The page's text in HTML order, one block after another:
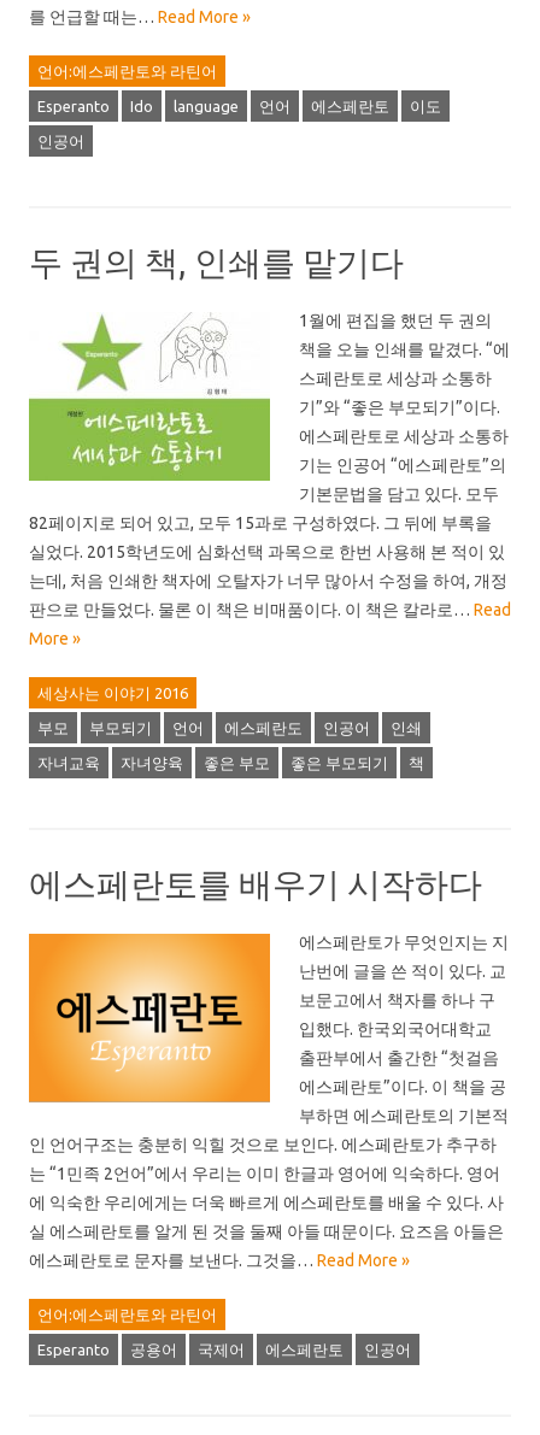
를 언급할 때는… Read More »
언어:에스페란토와 라틴어
Esperanto Ido language 언어 에스페란토 이도
인공어
두 권의 책, 인쇄를 맡기다
1월에 편집을 했던 두 권의
책을 오늘 인쇄를 맡겼다. “에
스페란토로 세상과 소통하
기”와 “좋은 부모되기”이다.
에스페란토로 세상과 소통하
기는 인공어 “에스페란토”의
기본문법을 담고 있다. 모두
82페이지로 되어 있고, 모두 15과로 구성하였다. 그 뒤에 부록을
실었다. 2015학년도에 심화선택 과목으로 한번 사용해 본 적이 있
는데, 처음 인쇄한 책자에 오탈자가 너무 많아서 수정을 하여, 개정
판으로 만들었다. 물론 이 책은 비매품이다. 이 책은 칼라로… Read
More »
세상사는 이야기 2016
부모 부모되기 언어 에스페란도 인공어 인쇄
자녀교육 자녀양육 좋은 부모 좋은 부모되기 책
에스페란토를 배우기 시작하다
에스페란토가 무엇인지는 지
난번에 글을 쓴 적이 있다. 교
보문고에서 책자를 하나 구
입했다. 한국외국어대학교
출판부에서 출간한 “첫걸음
에스페란토”이다. 이 책을 공
부하면 에스페란토의 기본적
인 언어구조는 충분히 익힐 것으로 보인다. 에스페란토가 추구하
는 “1민족 2언어”에서 우리는 이미 한글과 영어에 익숙하다. 영어
에 익숙한 우리에게는 더욱 빠르게 에스페란토를 배울 수 있다. 사
실 에스페란토를 알게 된 것을 둘째 아들 때문이다. 요즈음 아들은
에스페란토로 문자를 보낸다. 그것을… Read More »
언어:에스페란토와 라틴어
Esperanto 공용어 국제어 에스페란토 인공어